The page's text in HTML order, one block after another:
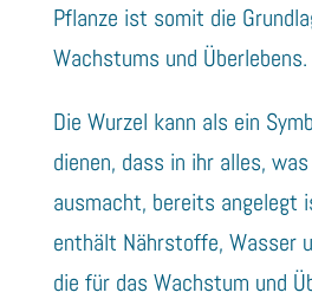
Pflanze ist somit die
Wachstums und Überlebens.
Die Wurzel kann als ein
dienen, dass in ihr alles,
ausmacht, bereits angelegt
enthält Nährstoffe, Wasser
die für das Wachstum und